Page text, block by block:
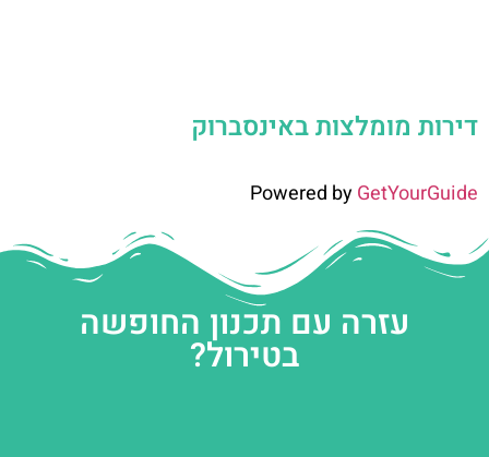
דירות מומלצות באינסברוק
Powered byGetYourGuide
עזרה עם תכנון החופשה
בטירול?